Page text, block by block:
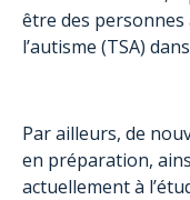
être des
l’autisme (TSA)
Par ailleurs, de
en préparation,
actuellement à